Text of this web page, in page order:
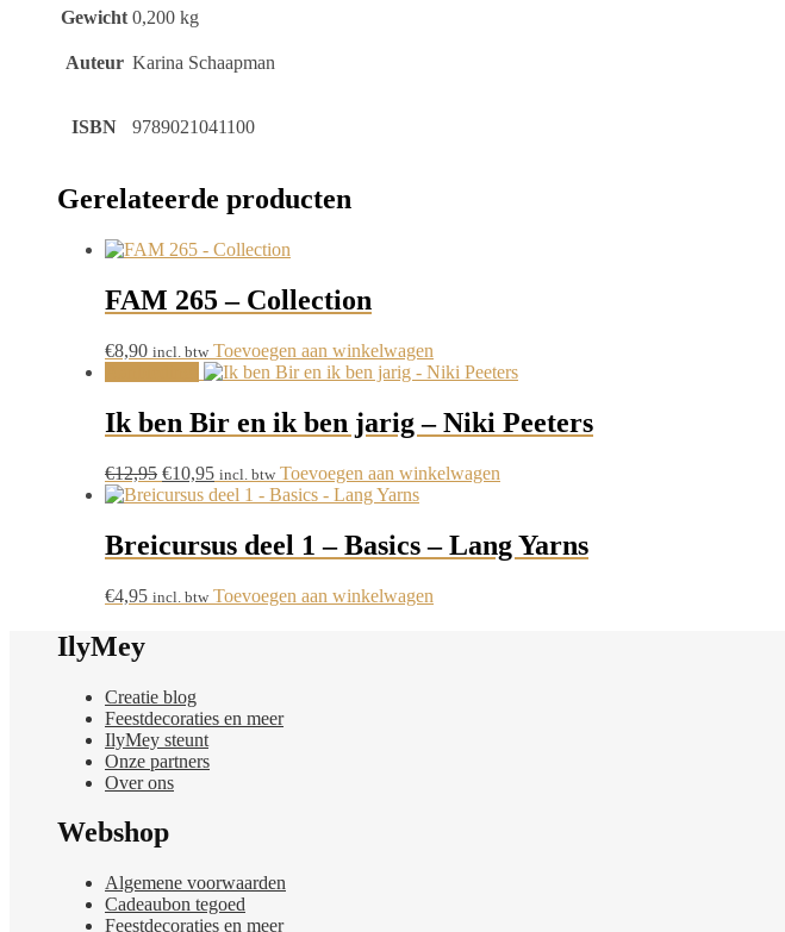
Gewicht 0,200 kg
Auteur Karina Schaapman
ISBN 9789021041100
Gerelateerde producten
FAM 265 – Collection
€8,90 incl. btw Toevoegen aan winkelwagen
Ik ben Bir en ik ben jarig – Niki Peeters
€12,95 Oorspronkelijke
prijs
€10,95Huidige
prijs
€10,95.
incl. btw Toevoegen aan winkelwagen
Breicursus deel 1 – Basics – Lang Yarns
€4,95 incl. btw Toevoegen aan winkelwagen
IlyMey
Creatie blog
Feestdecoraties en meer
IlyMey steunt
Onze partners
Over ons
Webshop
Algemene voorwaarden
Cadeaubon tegoed
Feestdecoraties en meer